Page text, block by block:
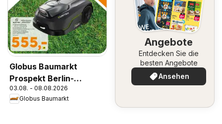
Globus Baumarkt
Prospekt Berlin-
Treptow
03.08. - 08.08.2026
Globus Baumarkt
Angebote
Entdecken Sie die
besten Angebote
Ansehen